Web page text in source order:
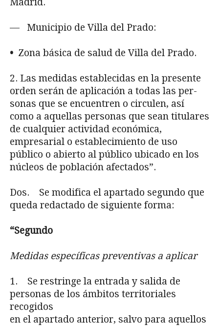
Madrid.
— Municipio de Villa del Prado:
• Zona básica de salud de Villa del Prado.
2. Las medidas establecidas en la presente
orden serán de aplicación a todas las per­
sonas que se encuentren o circulen, así
como a aquellas personas que sean titulares
de cual­quier actividad económica,
empresarial o establecimiento de uso
público o abierto al públi­co ubicado en los
núcleos de población afectados”.
Dos. Se modifica el apartado segundo que
queda redactado de siguiente forma:
“Segundo
Medidas específicas preventivas a aplicar
1. Se restringe la entrada y salida de
personas de los ámbitos territoriales
recogidos
en el apartado anterior, salvo para aquellos